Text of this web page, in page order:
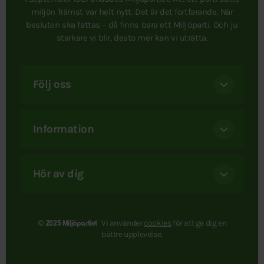
miljön främst var helt nytt. Det är det fortfarande. När
besluten ska fattas – då finns bara ett Miljöparti. Och ju
starkare vi blir, desto mer kan vi uträtta.
Följ oss
Information
Hör av dig
© 2025 Miljöpartiet Vi användercookies för att ge dig en
bättre upplevelse.